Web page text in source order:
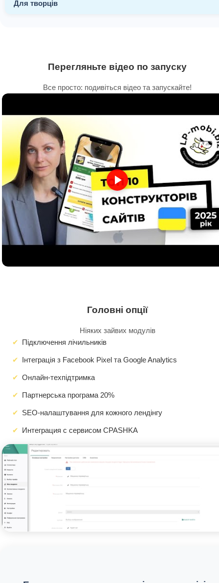
Для творців
Перегляньте відео по запуску
Все просто: подивіться відео та запускайте!
Головні опції
Ніяких зайвих модулів
Підключення лічильників
Інтеграція з Facebook Pixel та Google Analytics
Онлайн-техпідтримка
Партнерська програма 20%
SEO-налаштування для кожного лендінгу
Интеграция с сервисом CPASHKA